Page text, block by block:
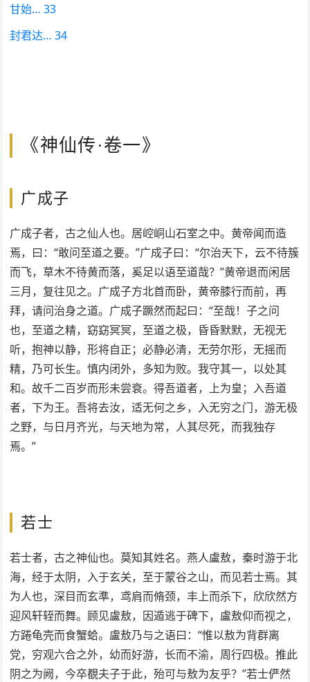
甘始… 33
封君达… 34
《神仙传·卷一》
广成子
广成子者，古之仙人也。居崆峒山石室之中。黄帝闻而造
焉，曰：“敢问至道之要。”广成子曰：“尔治天下，云不待簇
而飞，草木不待黄而落，奚足以语至道哉？”黄帝退而闲居
三月，复往见之。广成子方北首而卧，黄帝膝行而前，再
拜，请问治身之道。广成子蹶然而起曰：“至哉！子之问
也，至道之精，窈窈冥冥，至道之极，昏昏默默，无视无
听，抱神以静，形将自正；必静必清，无劳尔形，无摇而
精，乃可长生。慎内闭外，多知为败。我守其一，以处其
和。故千二百岁而形未尝衰。得吾道者，上为皇；入吾道
者，下为王。吾将去汝，适无何之乡，入无穷之门，游无极
之野，与日月齐光，与天地为常，人其尽死，而我独存
焉。”
若士
若士者，古之神仙也。莫知其姓名。燕人盧敖，秦时游于北
海，经于太阴，入于玄关，至于蒙谷之山，而见若士焉。其
为人也，深目而玄準，鸢肩而脩颈，丰上而杀下，欣欣然方
迎风轩轾而舞。顾见盧敖，因遁逃于碑下，盧敖仰而视之，
方踡龟壳而食蟹蛤。盧敖乃与之语曰：“惟以敖为背群离
党，穷观六合之外，幼而好游，长而不渝，周行四极。推此
阴之为阙，今卒覩夫子于此，殆可与敖为友乎？”若士俨然